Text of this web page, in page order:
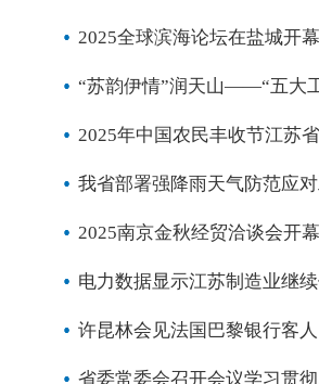
2025全球滨海论坛在盐城开
“苏韵伊情”润天山——“五大
2025年中国农民丰收节江苏
我省部署强降雨天气防范应
2025南京金秋经贸洽谈会开
电力数据显示江苏制造业继
许昆林会见法国巴黎银行客人
省委常委会召开会议学习贯